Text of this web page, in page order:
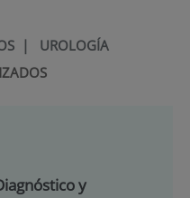
| UROLOGÍA
y